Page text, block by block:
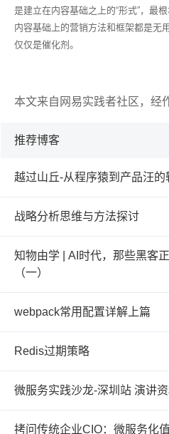
是建立在内容基础之上的“形式”，最
内容基础上的营销方法和框架都是无
仅仅是催化剂。
本文来自网易实践者社区，经
推荐博客
越过山丘-从程序猿到产品汪的
战略分析思维与方法探讨
知物由学 | AI时代，那些黑客
（一）
webpack常用配置详解上篇
Redis过期策略
微服务实践沙龙-深圳站 演讲
拷问传统企业CIO：微服务化值